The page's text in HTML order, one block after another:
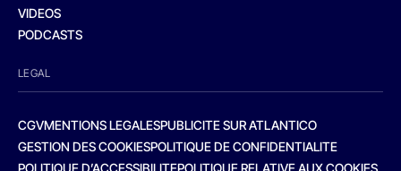
VIDEOS
PODCASTS
LEGAL
CGVMENTIONS LEGALESPUBLICITE SUR ATLANTICO
GESTION DES COOKIESPOLITIQUE DE CONFIDENTIALITE
POLITIQUE D’ACCESSIBILITEPOLITIQUE RELATIVE AUX COOKIES